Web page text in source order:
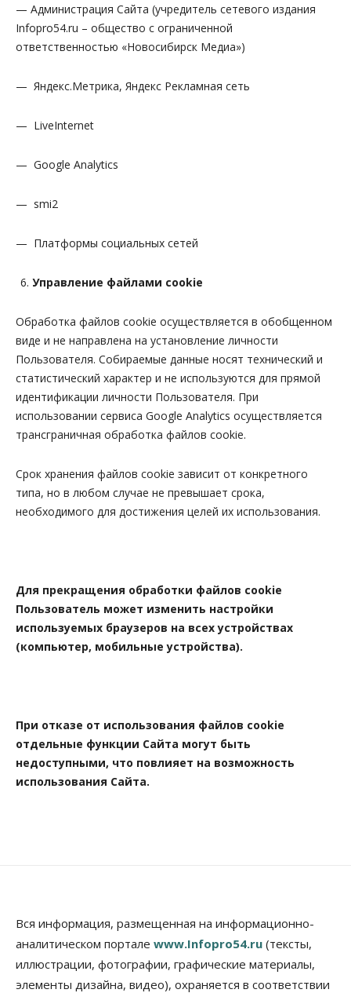
— Администрация Сайта (учредитель сетевого издания
Infopro54.ru – общество с ограниченной
ответственностью «Новосибирск Медиа»)
— Яндекс.Метрика, Яндекс Рекламная сеть
— LiveInternet
— Google Analytics
— smi2
— Платформы социальных сетей
Управление файлами cookie
Обработка файлов cookie осуществляется в обобщенном
виде и не направлена на установление личности
Пользователя. Собираемые данные носят технический и
статистический характер и не используются для прямой
идентификации личности Пользователя. При
использовании сервиса Google Analytics осуществляется
трансграничная обработка файлов cookie.
Срок хранения файлов cookie зависит от конкретного
типа, но в любом случае не превышает срока,
необходимого для достижения целей их использования.
Для прекращения обработки файлов cookie
Пользователь может изменить настройки
используемых браузеров на всех устройствах
(компьютер, мобильные устройства).
При отказе от использования файлов cookie
отдельные функции Сайта могут быть
недоступными, что повлияет на возможность
использования Сайта.
Вся информация, размещенная на информационно-
аналитическом портале www.Infopro54.ru (тексты,
иллюстрации, фотографии, графические материалы,
элементы дизайна, видео), охраняется в соответствии